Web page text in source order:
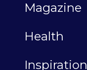
Magazine
Health
Inspiration